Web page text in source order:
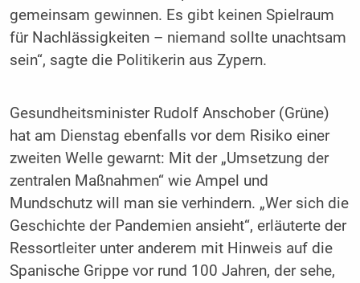
gemeinsam gewinnen. Es gibt keinen Spielraum
für Nachlässigkeiten – niemand sollte unachtsam
sein“, sagte die Politikerin aus Zypern.
Gesundheitsminister Rudolf Anschober (Grüne)
hat am Dienstag ebenfalls vor dem Risiko einer
zweiten Welle gewarnt: Mit der „Umsetzung der
zentralen Maßnahmen“ wie Ampel und
Mundschutz will man sie verhindern. „Wer sich die
Geschichte der Pandemien ansieht“, erläuterte der
Ressortleiter unter anderem mit Hinweis auf die
Spanische Grippe vor rund 100 Jahren, der sehe,